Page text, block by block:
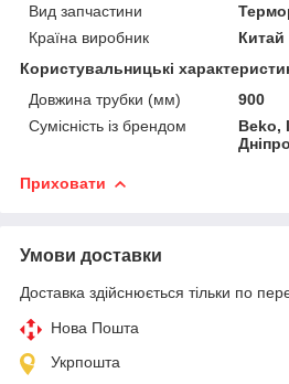
Вид запчастини
Країна виробник
Китай
Користувальницькі
Довжина трубки (мм)
900
Сумісність із брендом
Beko,
Дніпро
Приховати
Умови доставки
Доставка здійснюється тільки по
Нова Пошта
Укрпошта